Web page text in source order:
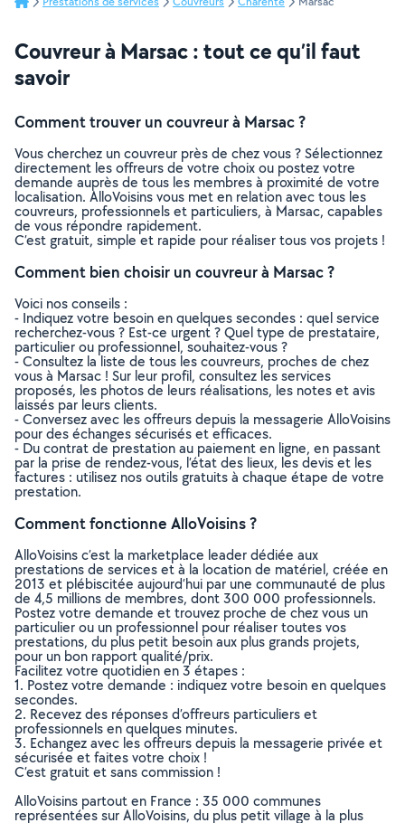
Couvreur à Marsac : tout ce qu’il faut
savoir
Comment trouver un couvreur à Marsac ?
Vous cherchez un couvreur près de chez vous ? Sélectionnez
directement les offreurs de votre choix ou postez votre
demande auprès de tous les membres à proximité de votre
localisation. AlloVoisins vous met en relation avec tous les
couvreurs, professionnels et particuliers, à Marsac, capables
de vous répondre rapidement.
C’est gratuit, simple et rapide pour réaliser tous vos projets !
Comment bien choisir un couvreur à Marsac ?
Voici nos conseils :
- Indiquez votre besoin en quelques secondes : quel service
recherchez-vous ? Est-ce urgent ? Quel type de prestataire,
particulier ou professionnel, souhaitez-vous ?
- Consultez la liste de tous les couvreurs, proches de chez
vous à Marsac ! Sur leur profil, consultez les services
proposés, les photos de leurs réalisations, les notes et avis
laissés par leurs clients.
- Conversez avec les offreurs depuis la messagerie AlloVoisins
pour des échanges sécurisés et efficaces.
- Du contrat de prestation au paiement en ligne, en passant
par la prise de rendez-vous, l’état des lieux, les devis et les
factures : utilisez nos outils gratuits à chaque étape de votre
prestation.
Comment fonctionne AlloVoisins ?
AlloVoisins c’est la marketplace leader dédiée aux
prestations de services et à la location de matériel, créée en
2013 et plébiscitée aujourd’hui par une communauté de plus
de 4,5 millions de membres, dont 300 000 professionnels.
Postez votre demande et trouvez proche de chez vous un
particulier ou un professionnel pour réaliser toutes vos
prestations, du plus petit besoin aux plus grands projets,
pour un bon rapport qualité/prix.
Facilitez votre quotidien en 3 étapes :
1. Postez votre demande : indiquez votre besoin en quelques
secondes.
2. Recevez des réponses d’offreurs particuliers et
professionnels en quelques minutes.
3. Echangez avec les offreurs depuis la messagerie privée et
sécurisée et faites votre choix !
C’est gratuit et sans commission !
AlloVoisins partout en France : 35 000 communes
représentées sur AlloVoisins, du plus petit village à la plus